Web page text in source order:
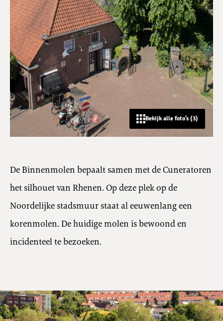
Bekijk alle foto’s (3)
De Binnenmolen bepaalt samen met de Cuneratoren
het silhouet van Rhenen. Op deze plek op de
Noordelijke stadsmuur staat al eeuwenlang een
korenmolen. De huidige molen is bewoond en
incidenteel te bezoeken.